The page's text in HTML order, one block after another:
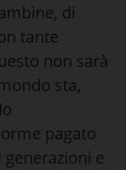
di
tante
non sarà
sta,
pagato
e